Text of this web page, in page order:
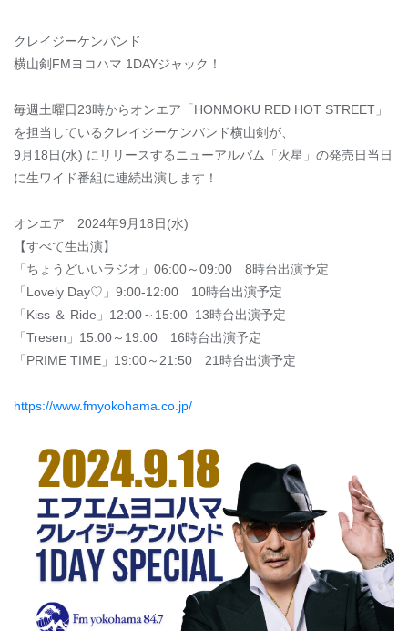
クレイジーケンバンド
横山剣FMヨコハマ 1DAYジャック！
毎週土曜日23時からオンエア「HONMOKU RED HOT STREET」
を担当しているクレイジーケンバンド横山剣が、
9月18日(水) にリリースするニューアルバム「火星」の発売日当日
に生ワイド番組に連続出演します！
オンエア 2024年9月18日(水)
【すべて生出演】
「ちょうどいいラジオ」06:00～09:00 8時台出演予定
「Lovely Day♡」9:00-12:00 10時台出演予定
「Kiss ＆ Ride」12:00～15:00 13時台出演予定
「Tresen」15:00～19:00 16時台出演予定
「PRIME TIME」19:00～21:50 21時台出演予定
https://www.fmyokohama.co.jp/